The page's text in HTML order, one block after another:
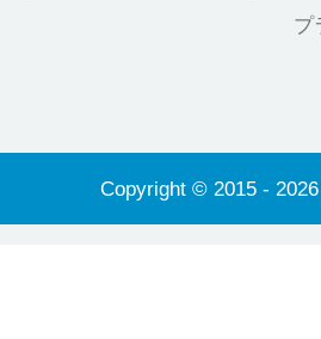
プ
Copyright © 2015 -